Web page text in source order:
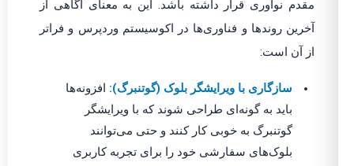
مقدم نوآوری قرار داشته باشد. این به معنای آگاهی از
آخرین روندها و فناوری‌ها در اکوسیستم وردپرس و فراتر
از آن است:
سازگاری با ویرایشگر بلوک (گوتنبرگ): افزونه‌ها
باید به گونه‌ای طراحی شوند که با ویرایشگر
گوتنبرگ به خوبی کار کنند و حتی می‌توانند
بلوک‌های سفارشی خود را برای تجربه کاربری